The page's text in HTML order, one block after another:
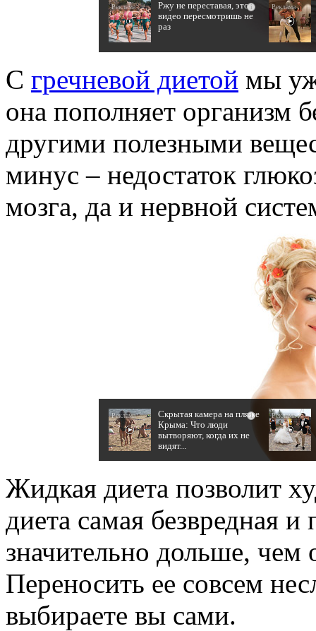
С гречневой диетой мы
она пополняет организм
другими полезными
минус – недостаток
мозга, да и нервной
Жидкая диета позволит
диета самая безвредная
значительно дольше, чем
Переносить ее совсем
выбираете вы сами.
i
Ржу не переставая, это
видео пересмотришь не
раз
i
Скрытая камера на пляже
Крыма: Что люди
вытворяют, когда их не
видят...